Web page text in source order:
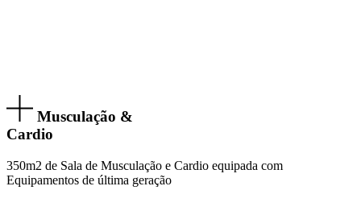
Musculação &
Cardio
350m2 de Sala de Musculação e Cardio equipada com
Equipamentos de última geração